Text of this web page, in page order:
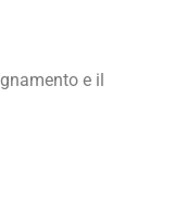
e il